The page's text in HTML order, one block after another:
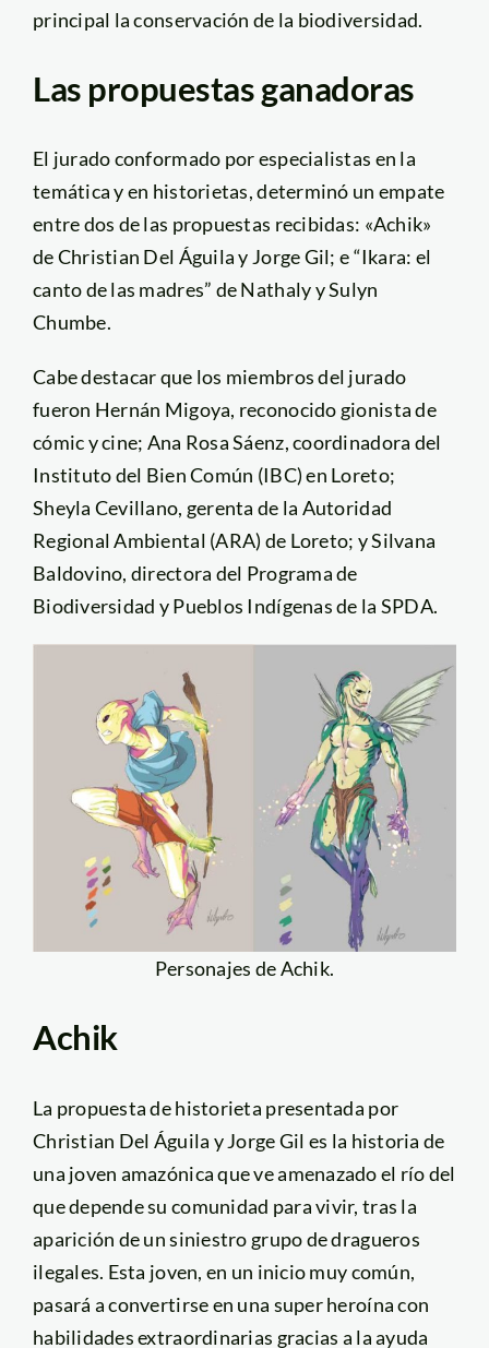
principal la conservación de la biodiversidad.
Las propuestas ganadoras
El jurado conformado por especialistas en la
temática y en historietas, determinó un empate
entre dos de las propuestas recibidas: «Achik»
de Christian Del Águila y Jorge Gil; e “Ikara: el
canto de las madres” de Nathaly y Sulyn
Chumbe.
Cabe destacar que los miembros del jurado
fueron Hernán Migoya, reconocido gionista de
cómic y cine; Ana Rosa Sáenz, coordinadora del
Instituto del Bien Común (IBC) en Loreto;
Sheyla Cevillano, gerenta de la Autoridad
Regional Ambiental (ARA) de Loreto; y Silvana
Baldovino, directora del Programa de
Biodiversidad y Pueblos Indígenas de la SPDA.
Personajes de Achik.
Achik
La propuesta de historieta presentada por
Christian Del Águila y Jorge Gil es la historia de
una joven amazónica que ve amenazado el río del
que depende su comunidad para vivir, tras la
aparición de un siniestro grupo de dragueros
ilegales. Esta joven, en un inicio muy común,
pasará a convertirse en una super heroína con
habilidades extraordinarias gracias a la ayuda